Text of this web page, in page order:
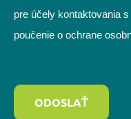
pre účely kontaktovania
poučenie o ochrane
ODOSLAŤ